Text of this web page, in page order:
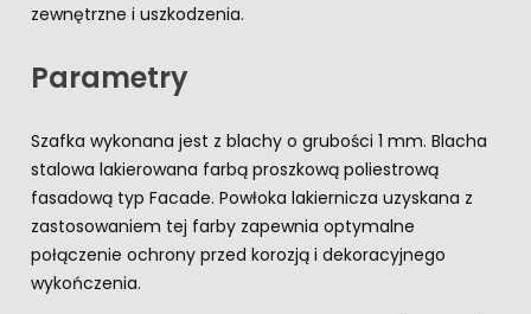
zewnętrzne i uszkodzenia.
Parametry
Szafka wykonana jest z blachy o grubości 1 mm. Blacha
stalowa lakierowana farbą proszkową poliestrową
fasadową typ Facade. Powłoka lakiernicza uzyskana z
zastosowaniem tej farby zapewnia optymalne
połączenie ochrony przed korozją i dekoracyjnego
wykończenia.